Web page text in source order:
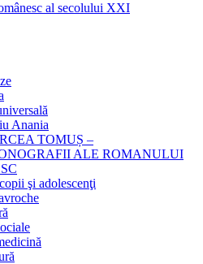
al secolului XXI
Anania
TOMUȘ –
ALE ROMANULUI
şi adolescenţi